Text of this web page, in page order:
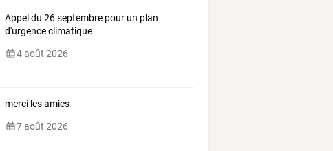
Appel du 26 septembre pour un plan
d'urgence climatique
4 août 2026
merci les amies
7 août 2026